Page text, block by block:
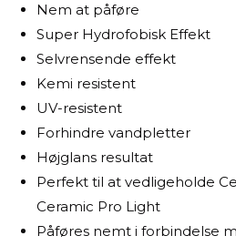
Nem at påføre
Super Hydrofobisk Effekt
Selvrensende effekt
Kemi resistent
UV-resistent
Forhindre vandpletter
Højglans resultat
Perfekt til at vedligeholde
Ceramic Pro Light
Påføres nemt i forbindelse